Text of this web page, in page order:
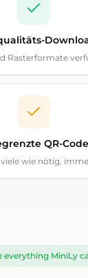
Rasterformate
QR-
viele wie nötig,
everything MiniLy